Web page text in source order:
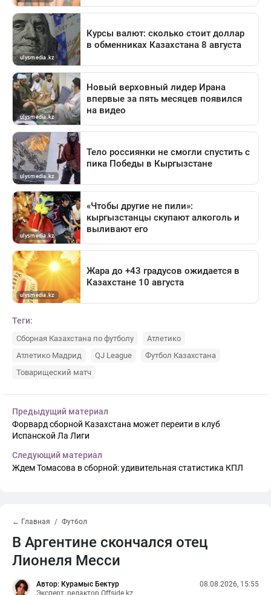
Теги:
Сборная Казахстана по футболу
Атлетико
Атлетико Мадрид
QJ League
Футбол Казахстана
Товарищеский матч
Предыдущий материал
Форвард сборной Казахстана может переити в клуб
Испанской Ла Лиги
Следующий материал
Ждем Томасова в сборной: удивительная статистика КПЛ
← Главная Футбол
В Аргентине скончался отец
Лионеля Месси
Автор: Курамыс Бектур
Эксперт, редактор Offside.kz
08.08.2026, 15:55